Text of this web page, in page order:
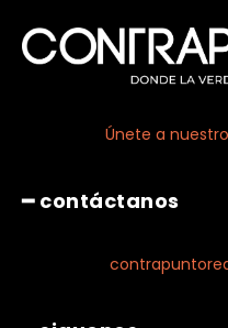
Únete a
━ contáctanos